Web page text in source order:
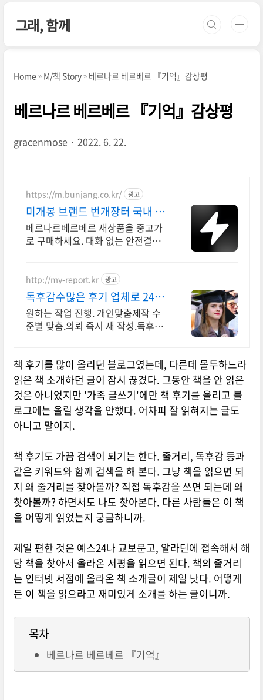
그래, 함께
Home M/책 Story 베르나르 베르베르 『기억』감상평
베르나르 베르베르 『기억』감상평
gracenmose 2022. 6. 22.
https://m.bunjang.co.kr/ 광고
미개봉 브랜드 번개장터 국내 최
대 브랜드 중고거래
베르나르베르베르 새상품을 중고가
로 구매하세요. 대화 없는 안전결제
상의 신규 상품 업로드
http://my-report.kr 광고
독후감수많은 후기 업체로 24시
주말 상담 가능 저렴
원하는 작업 진행. 개인맞춤제작 수
준별 맞춤.의뢰 즉시 새 작성.독후감
종 모든 문서/24시진행
책 후기를 많이 올리던 블로그였는데, 다른데 몰두하느라
읽은 책 소개하던 글이 잠시 끊겼다. 그동안 책을 안 읽은
것은 아니었지만 '가족 글쓰기'에만 책 후기를 올리고 블
로그에는 올릴 생각을 안했다. 어차피 잘 읽혀지는 글도
아니고 말이지.
책 후기도 가끔 검색이 되기는 한다. 줄거리, 독후감 등과
같은 키워드와 함께 검색을 해 본다. 그냥 책을 읽으면 되
지 왜 줄거리를 찾아볼까? 직접 독후감을 쓰면 되는데 왜
찾아볼까? 하면서도 나도 찾아본다. 다른 사람들은 이 책
을 어떻게 읽었는지 궁금하니까.
제일 편한 것은 예스24나 교보문고, 알라딘에 접속해서 해
당 책을 찾아서 올라온 서평을 읽으면 된다. 책의 줄거리
는 인터넷 서점에 올라온 책 소개글이 제일 낫다. 어떻게
든 이 책을 읽으라고 재미있게 소개를 하는 글이니까.
목차
베르나르 베르베르 『기억』